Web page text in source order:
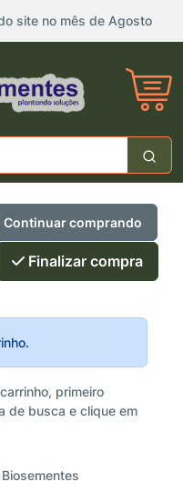
site no mês de Agosto
Continuar comprando
Finalizar compra
primeiro
de busca e clique em
Biosementes